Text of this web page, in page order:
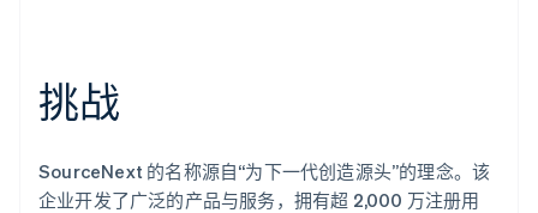
挑战
SourceNext 的名称源自“为下一代创造源头”的理念。该
企业开发了广泛的产品与服务，拥有超 2,000 万注册用